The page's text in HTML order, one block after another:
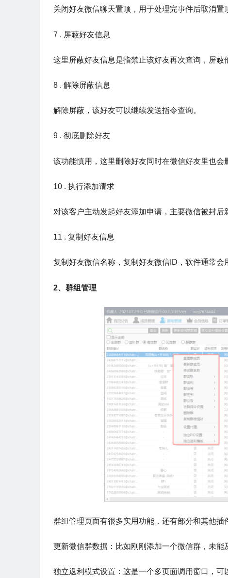
关闭好友微信聊天置顶，用于处理完事件后取消置
7 . 屏蔽好友信息
这里屏蔽好友信息是指禁止该好友再次查询，屏蔽
8 . 解除屏蔽信息
解除屏蔽，该好友可以继续发送指令查询。
9 . 彻底删除好友
该功能慎用，这里删除好友同时在微信好友里也会
10 . 执行添加请求
对该客户主动发起好友添加申请，主要微信被封后
11 . 复制好友信息
复制好友微信名称，复制好友微信ID，软件通常会用
2、群组管理
群组管理页面有很多实用功能，还有部分和其他插
更新微信群数据：比如刚刚添加一个微信群，未能
独立返利模式设置：这是一个多页面调用窗口，可